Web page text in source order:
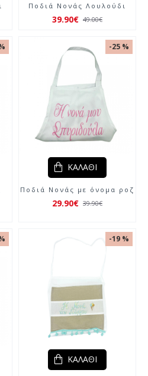
Ποδιά Νονάς Λουλούδι
39.90€ 49.00€
-25 %
Ποδιά Νονάς με όνομα ροζ
29.90€ 39.90€
ΚΑΛΆΘΙ
-19 %
ΚΑΛΆΘΙ